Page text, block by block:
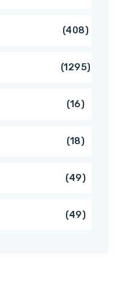
408408
12951295
1616
1818
4949
4949